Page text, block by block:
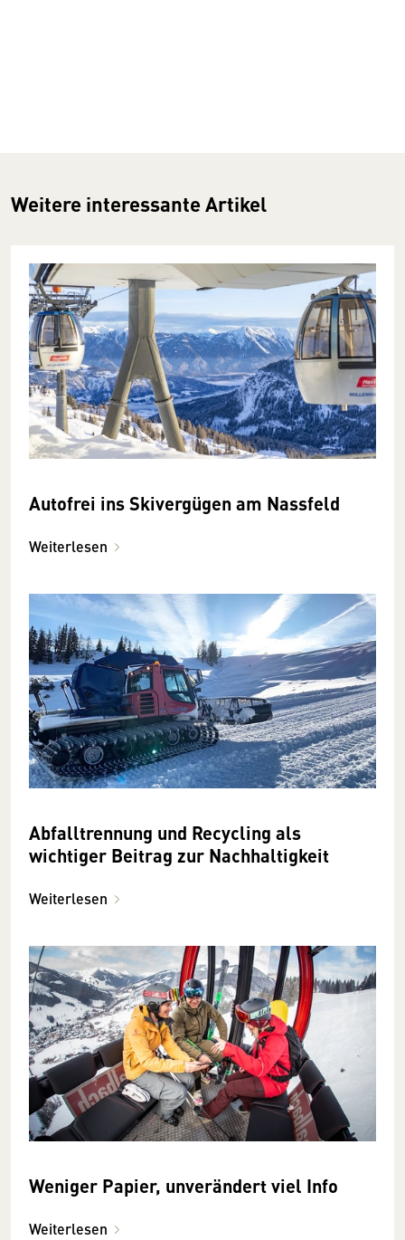
Weitere interessante Artikel
Autofrei ins Skivergügen am Nassfeld
Weiterlesen
Abfalltrennung und Recycling als
wichtiger Beitrag zur Nachhaltigkeit
Weiterlesen
Weniger Papier, unverändert viel Info
Weiterlesen